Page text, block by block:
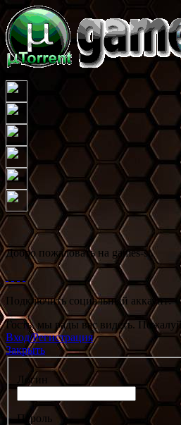
Добро пожаловать на games-st.
Подключить социальный аккаунт:
Гость, мы рады вас видеть.
Вход/Регистрация
Закрыть
Логин
Пароль